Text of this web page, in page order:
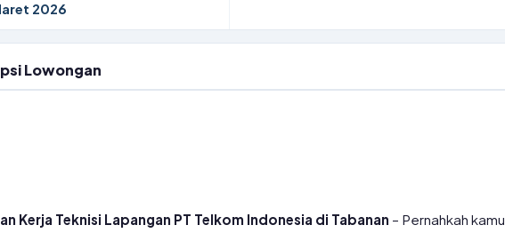
2026
Lowongan
Kerja Teknisi Lapangan PT Telkom Indonesia di Tabanan – Pernahkah kamu